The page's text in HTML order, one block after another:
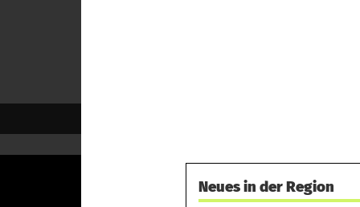
Neues in der Region